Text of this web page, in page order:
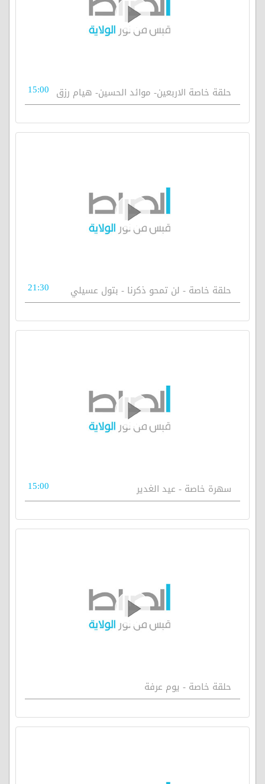
حلقة خاصة الاربعين- موائد الحسين- هيام رزق 15:00
حلقة خاصة - لن تمحو ذكرنا - بتول عسيلي 21:30
سهرة خاصة - عيد الغدير 15:00
حلقة خاصة - يوم عرفة